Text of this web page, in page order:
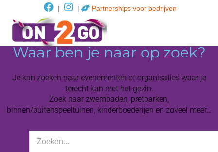
| | Partnerships voor bedrijven
Waar ben je naar op zoek?
Je kan zoeken naar evenementen of organisaties waar je
terecht kan met het gezin.
Zoek naar zwembaden, pretparken,
binnen/buitenspeeltuinen, kinderboederijen en zoveel meer…